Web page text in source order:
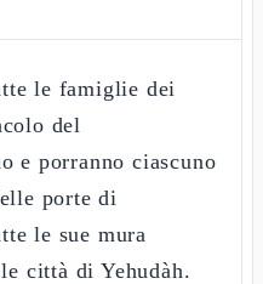
le famiglie dei
del
e porranno ciascuno
porte di
le sue mura
città di Yehudàh.